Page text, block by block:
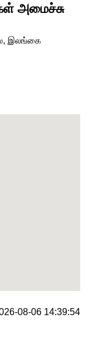
அமைச்சு
இலங்கை
08-06 14:39:54